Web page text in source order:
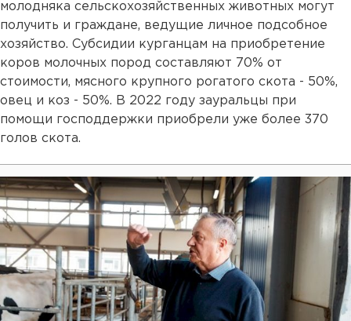
молодняка сельскохозяйственных животных могут
получить и граждане, ведущие личное подсобное
хозяйство. Субсидии курганцам на приобретение
коров молочных пород составляют 70% от
стоимости, мясного крупного рогатого скота - 50%,
овец и коз - 50%. В 2022 году зауральцы при
помощи господдержки приобрели уже более 370
голов скота.